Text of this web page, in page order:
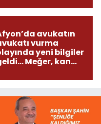
avukatın
vurma
yeni bilgiler
Meğer, kan